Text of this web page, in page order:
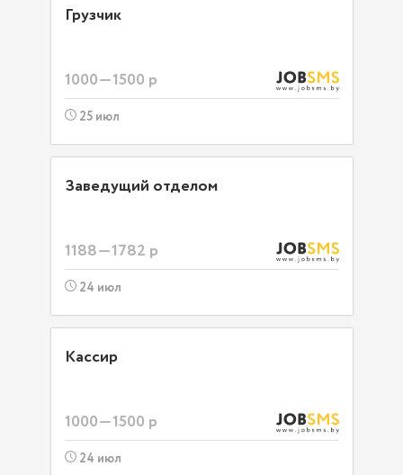
Грузчик
1000—1500 р
25 июл
Заведущий отделом
1188—1782 р
24 июл
Кассир
1000—1500 р
24 июл